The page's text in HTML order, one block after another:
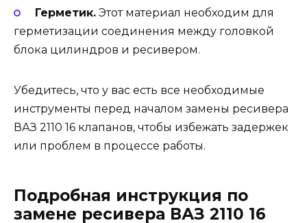
Герметик.Этот материал необходим для
герметизации соединения между головкой
блока цилиндров и ресивером.
Убедитесь, что у вас есть все необходимые
инструменты перед началом замены ресивера
ВАЗ 2110 16 клапанов, чтобы избежать задержек
или проблем в процессе работы.
Подробная инструкция по
замене ресивера ВАЗ 2110 16